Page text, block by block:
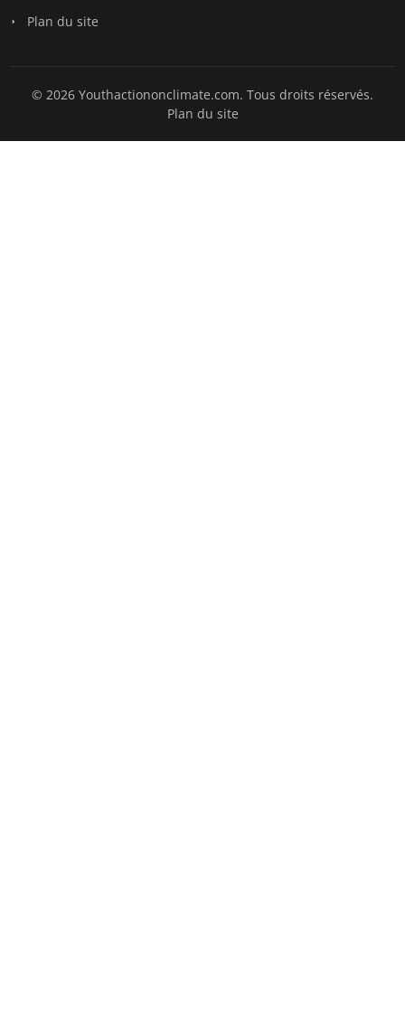
Plan du site
© 2026 Youthactiononclimate.com. Tous droits réservés.
Plan du site